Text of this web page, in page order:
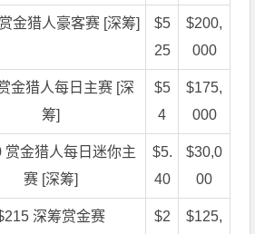
金猎人豪客赛 [深筹]
$5
25
$200,
000
金猎人每日主赛 [深
筹]
$5
4
$175,
000
赏金猎人每日迷你主
赛 [深筹]
$5.
40
$30,0
00
深筹赏金赛
$2
$125,